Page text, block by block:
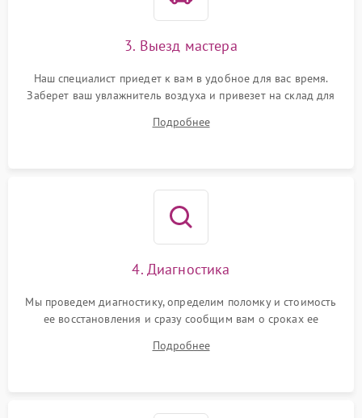
3. Выезд мастера
Наш специалист приедет к вам в удобное для вас время.
Заберет ваш увлажнитель воздуха и привезет на склад для
Подробнее
4. Диагностика
Мы проведем диагностику, определим поломку и стоимость
ее восстановления и сразу сообщим вам о сроках ее
Подробнее